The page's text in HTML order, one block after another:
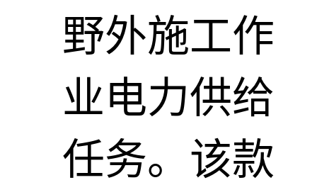
野外施工作
业电力供给
任务。该款